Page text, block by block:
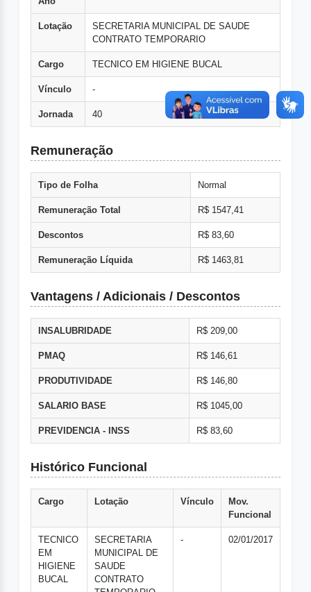
Lotação
SECRETARIA MUNICIPAL DE SAUDE
CONTRATO TEMPORARIO
Cargo TECNICO EM HIGIENE BUCAL
Vínculo -
Jornada 40
Remuneração
Tipo de Folha Normal
Remuneração Total R$ 1547,41
Descontos R$ 83,60
Remuneração Líquida R$ 1463,81
Vantagens / Adicionais / Descontos
INSALUBRIDADE R$ 209,00
PMAQ R$ 146,61
PRODUTIVIDADE R$ 146,80
SALARIO BASE R$ 1045,00
PREVIDENCIA - INSS R$ 83,60
Histórico Funcional
Cargo Lotação Vínculo
Mov.
Funcional
TECNICO
EM
HIGIENE
BUCAL
SECRETARIA
MUNICIPAL DE
SAUDE
CONTRATO
- 02/01/2017